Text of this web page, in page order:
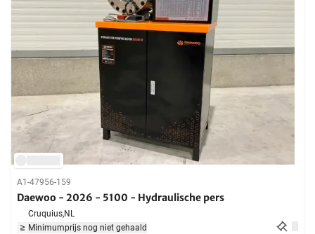
A1-47956-159
Daewoo - 2026 - 5100 - Hydraulische pers
Cruquius,NL
Minimumprijs nog niet gehaald